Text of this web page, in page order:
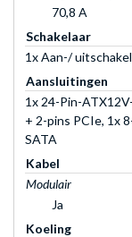
70,8 A
Schakelaar
1x Aan-/
Aansluitingen
1x 24-Pin-
+ 2-pins PCIe, 1x
SATA
Kabel
Modulair
Ja
Koeling